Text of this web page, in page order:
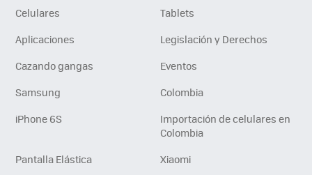
Celulares
Tablets
Aplicaciones
Legislación y Derechos
Cazando gangas
Eventos
Samsung
Colombia
iPhone 6S
Importación de celulares en
Colombia
Pantalla Elástica
Xiaomi